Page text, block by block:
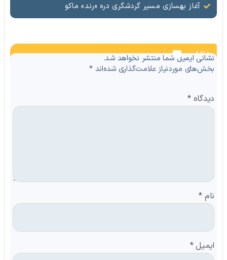
آغاز بهسازی مسیر گردشگری دره «رند» ماکو
نظرات
نشانی ایمیل شما منتشر نخواهد شد.
بخش‌های موردنیاز علامت‌گذاری شده‌اند*
دیدگاه*
نام *
ایمیل*